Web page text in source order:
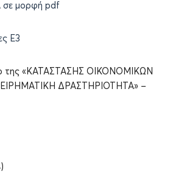
σε μορφή pdf
Ε3
της «ΚΑΤΑΣΤΑΣΗΣ ΟΙΚΟΝΟΜΙΚΩΝ
ΔΡΑΣΤΗΡΙΟΤΗΤΑ» –